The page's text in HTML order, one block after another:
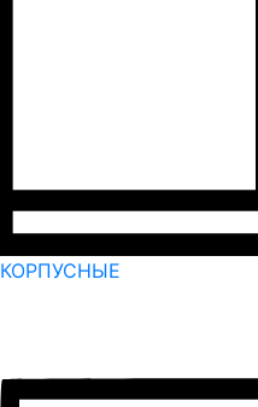
КОРПУСНЫЕ